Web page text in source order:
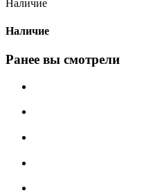
Наличие
Наличие
Ранее вы смотрели